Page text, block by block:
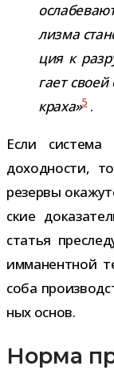
лизма
ция к
гает
краха»5.
Если
доход­но­сти,
резервы
ские
ста­тья
имма­нент­ной
соба
ных основ.
Норма